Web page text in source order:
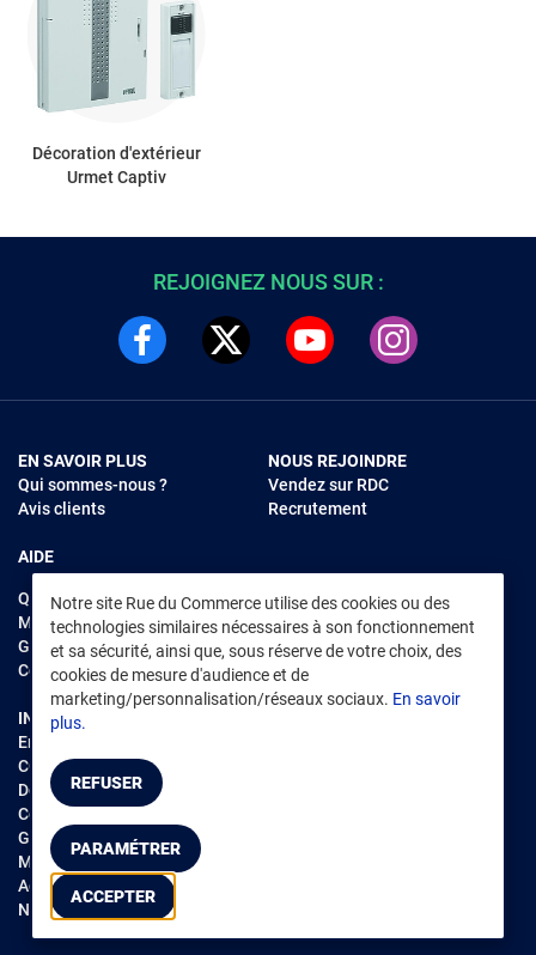
Décoration d'extérieur
Urmet Captiv
REJOIGNEZ NOUS SUR :
EN SAVOIR PLUS
Qui sommes-nous ?
Avis clients
AIDE
Questions fréquentes
Modes de règlements
Garantie et retours
Contacter Rue du Commerce
NOUS REJOINDRE
Vendez sur RDC
Recrutement
INFORMATIONS LÉGALES
Environnement
CGV /CGU Marketplace
Données personnelles
Cookies
Gérer mes cookies
Mentions légales
Accessibilité : non conforme
Notice d'accessibilité
Notre site Rue du Commerce utilise des cookies ou des
technologies similaires nécessaires à son fonctionnement
et sa sécurité, ainsi que, sous réserve de votre choix, des
cookies de mesure d'audience et de
marketing/personnalisation/réseaux sociaux. En savoir
plus.
REFUSER
PARAMÉTRER
ACCEPTER